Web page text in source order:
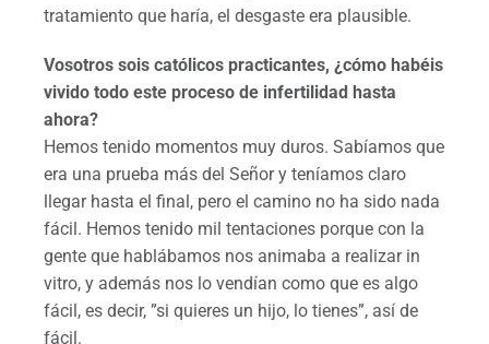
tratamiento que haría, el desgaste era plausible.
Vosotros sois católicos practicantes, ¿cómo habéis
vivido todo este proceso de infertilidad hasta
ahora?
Hemos tenido momentos muy duros. Sabíamos que
era una prueba más del Señor y teníamos claro
llegar hasta el final, pero el camino no ha sido nada
fácil. Hemos tenido mil tentaciones porque con la
gente que hablábamos nos animaba a realizar in
vitro, y además nos lo vendían como que es algo
fácil, es decir, ”si quieres un hijo, lo tienes”, así de
fácil.